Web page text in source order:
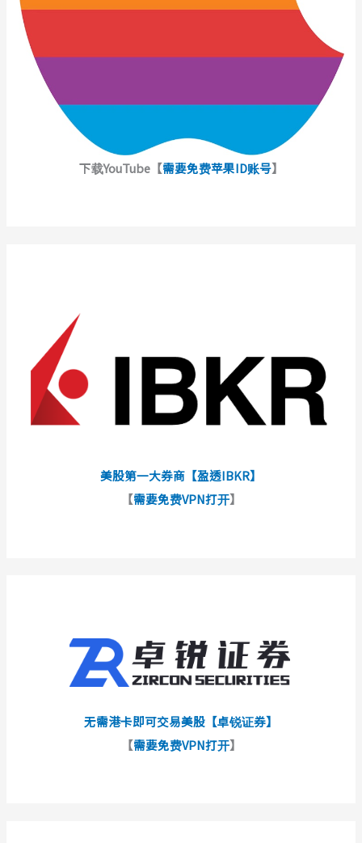
下载YouTube【需要免费苹果ID账号】
美股第一大券商【盈透IBKR】
【需要免费VPN打开】
无需港卡即可交易美股【卓锐证券】
【需要免费VPN打开】